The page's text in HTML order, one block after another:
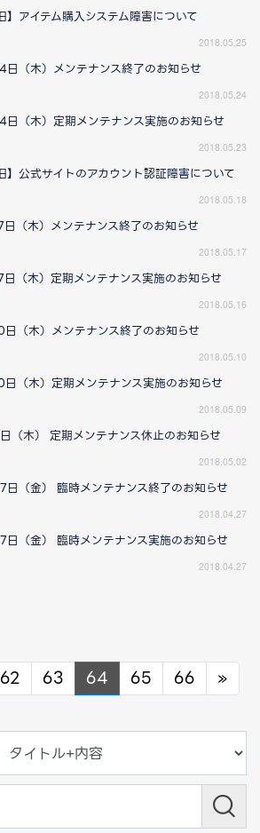
】アイテム購入システム障害について
2018.05.25
（木）メンテナンス終了のお知らせ
2018.05.24
（木）定期メンテナンス実施のお知らせ
2018.05.23
】公式サイトのアカウント認証障害について
2018.05.18
（木）メンテナンス終了のお知らせ
2018.05.17
（木）定期メンテナンス実施のお知らせ
2018.05.16
（木）メンテナンス終了のお知らせ
2018.05.10
（木）定期メンテナンス実施のお知らせ
2018.05.09
（木） 定期メンテナンス休止のお知らせ
2018.05.02
（金） 臨時メンテナンス終了のお知らせ
2018.04.27
（金） 臨時メンテナンス実施のお知らせ
2018.04.27
62 63 64 65 66 »